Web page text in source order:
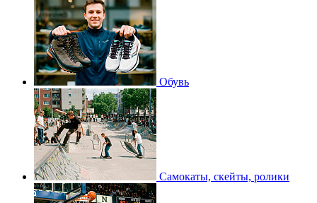
Обувь
Самокаты, скейты, ролики